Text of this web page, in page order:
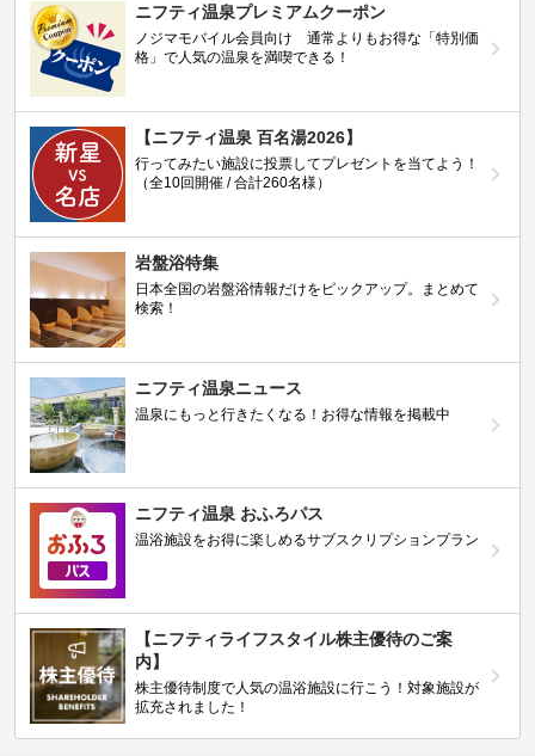
ニフティ温泉プレミアムクーポン
ノジマモバイル会員向け 通常よりもお得な「特別価
格」で人気の温泉を満喫できる！
【ニフティ温泉 百名湯2026】
行ってみたい施設に投票してプレゼントを当てよう！
（全10回開催 / 合計260名様）
岩盤浴特集
日本全国の岩盤浴情報だけをピックアップ。まとめて
検索！
ニフティ温泉ニュース
温泉にもっと行きたくなる！お得な情報を掲載中
ニフティ温泉 おふろパス
温浴施設をお得に楽しめるサブスクリプションプラン
【ニフティライフスタイル株主優待のご案
内】
株主優待制度で人気の温浴施設に行こう！対象施設が
拡充されました！